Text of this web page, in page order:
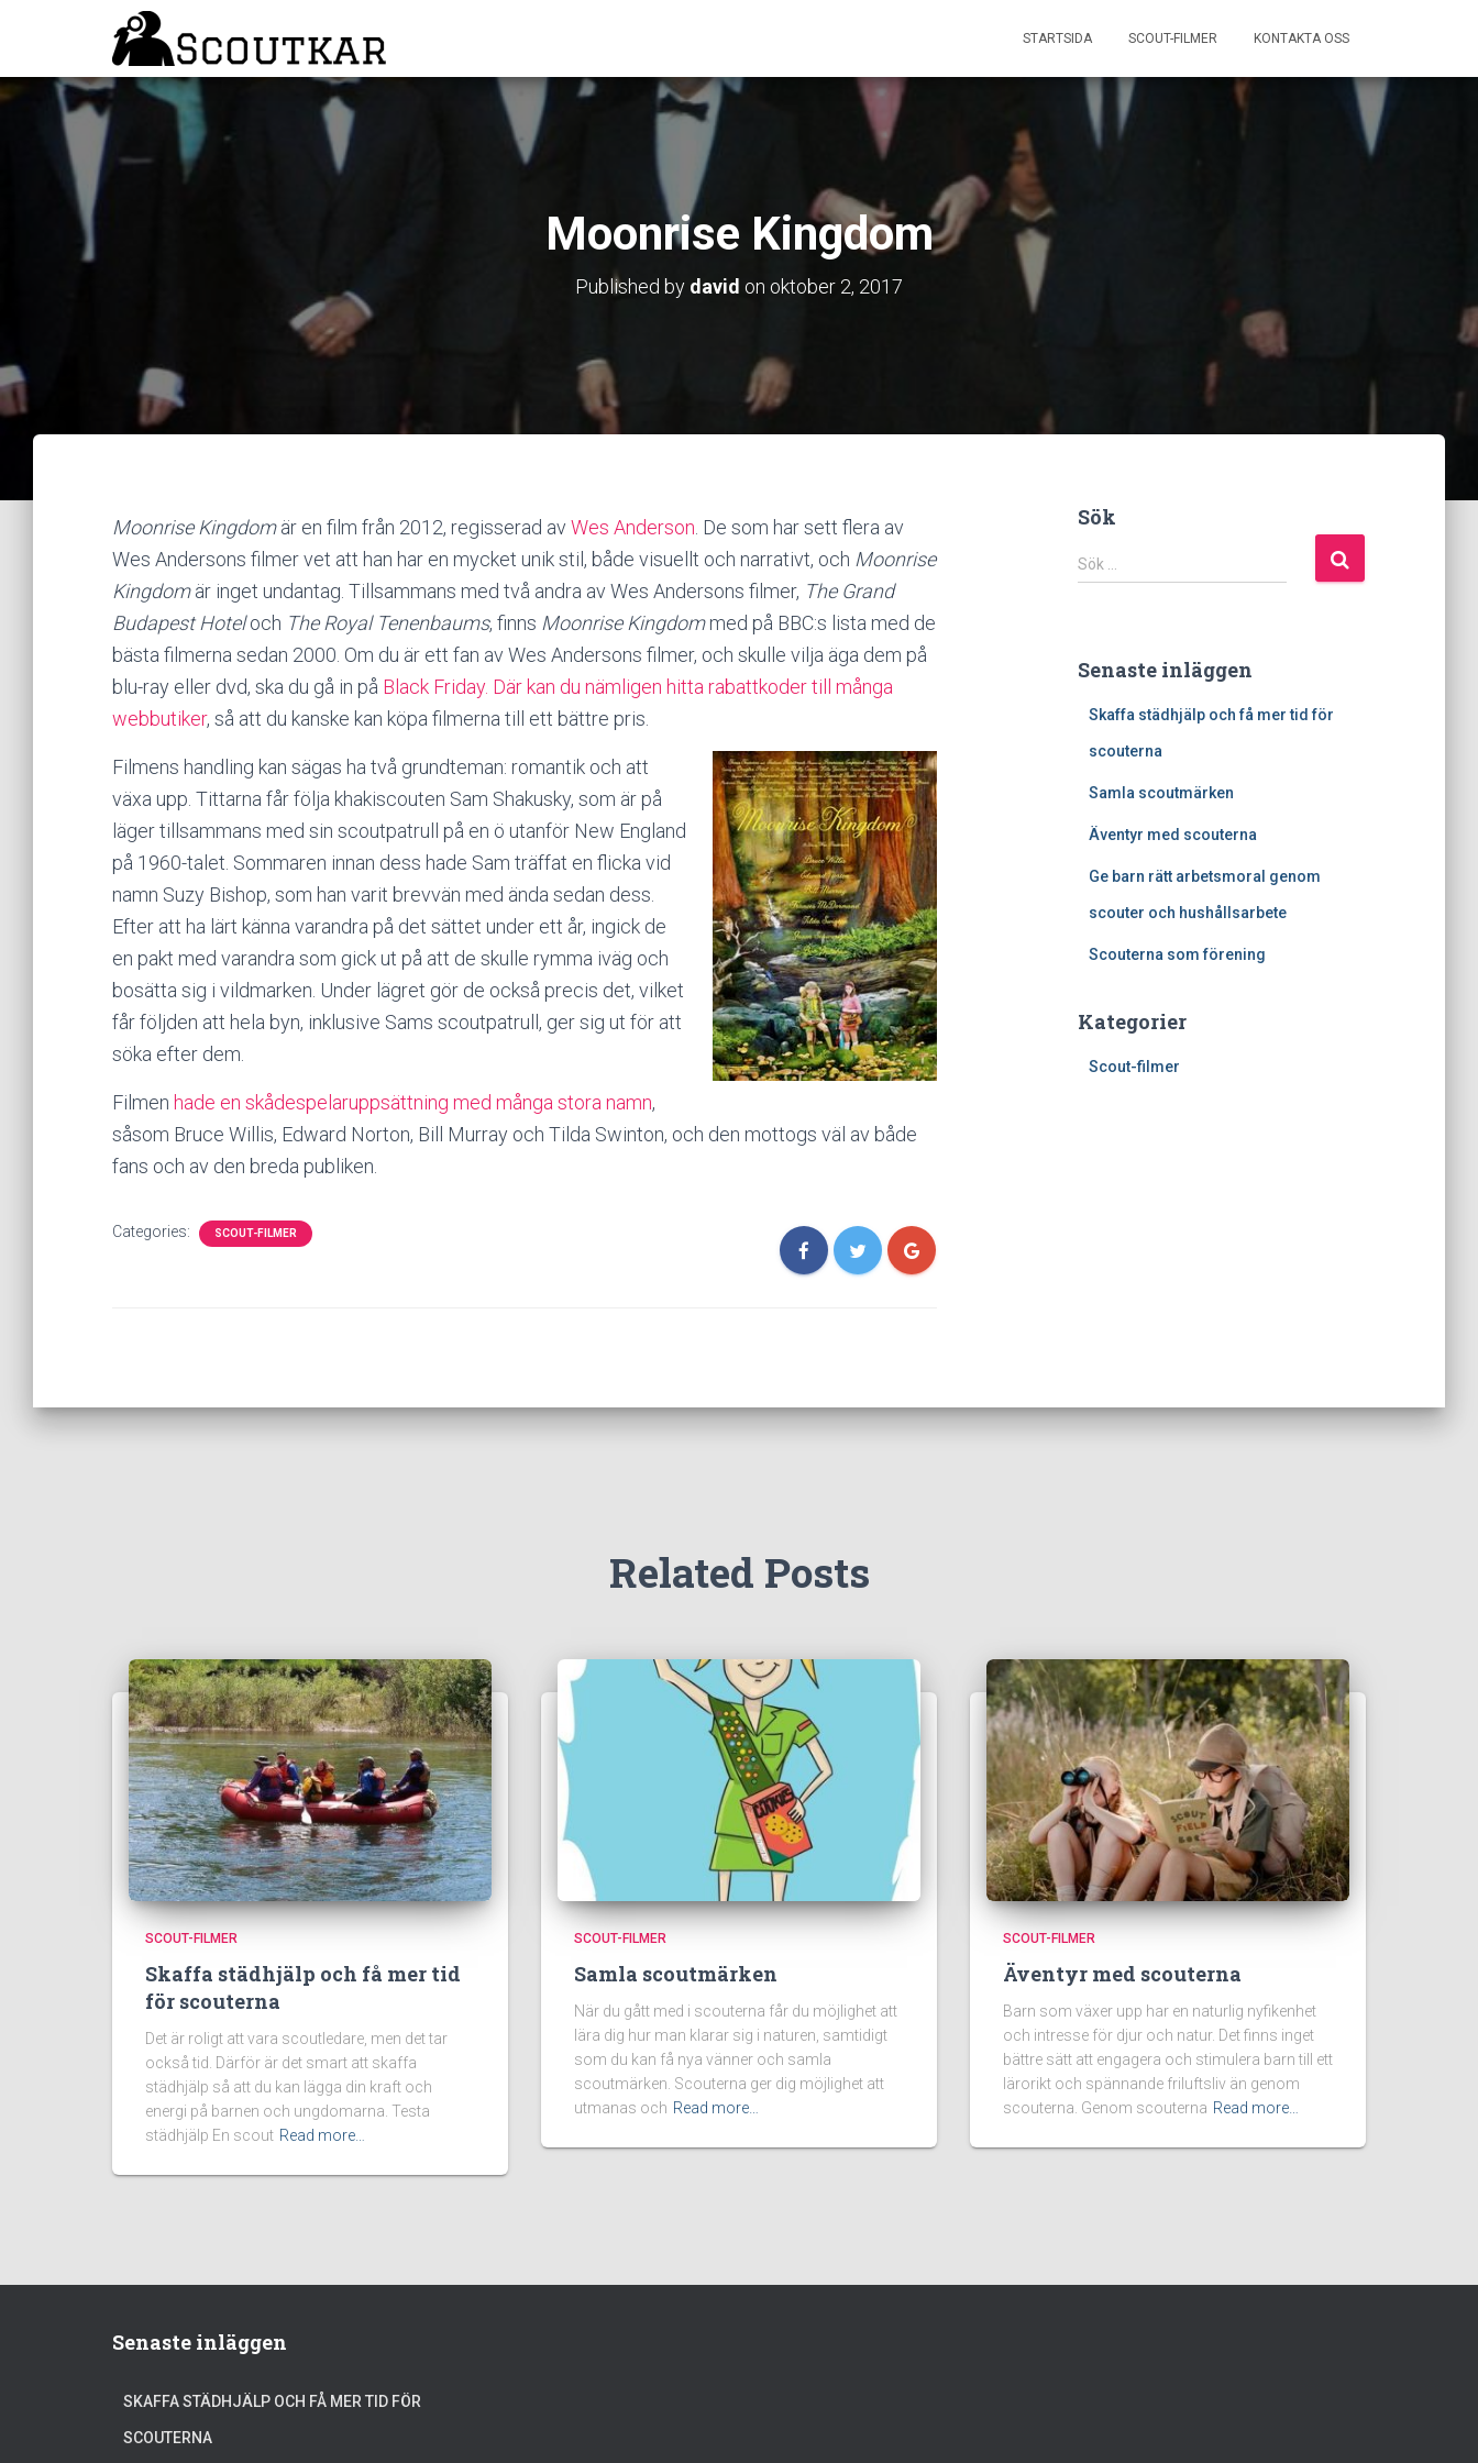
STARTSIDA SCOUT-FILMER KONTAKTA OSS
Moonrise Kingdom
Published by david on oktober 2, 2017
Moonrise Kingdomär en film från 2012, regisserad avWes Anderson . De som har sett flera av
Wes Andersons filmer vet att han har en mycket unik stil, både visuellt och narrativt, och Moonrise
Kingdomär inget undantag. Tillsammans med två andra av Wes Andersons filmer, The Grand
Budapest Hoteloch The Royal Tenenbaums, finns Moonrise Kingdommed på BBC:s lista med de
bästa filmerna sedan 2000. Om du är ett fan av Wes Andersons filmer, och skulle vilja äga dem på
blu-ray eller dvd, ska du gå in på Black Friday. Där kan du nämligen hitta rabattkoder till många
webbutiker, så att du kanske kan köpa filmerna till ett bättre pris.
Filmens handling kan sägas ha två grundteman: romantik och att
växa upp. Tittarna får följa khakiscouten Sam Shakusky, som är på
läger tillsammans med sin scoutpatrull på en ö utanför New England
på 1960-talet. Sommaren innan dess hade Sam träffat en flicka vid
namn Suzy Bishop, som han varit brevvän med ända sedan dess.
Efter att ha lärt känna varandra på det sättet under ett år, ingick de
en pakt med varandra som gick ut på att de skulle rymma iväg och
bosätta sig i vildmarken. Under lägret gör de också precis det, vilket
får följden att hela byn, inklusive Sams scoutpatrull, ger sig ut för att
söka efter dem.
Filmen hade en skådespelaruppsättning med många stora namn,
såsom Bruce Willis, Edward Norton, Bill Murray och Tilda Swinton, och den mottogs väl av både
fans och av den breda publiken.
Categories: SCOUT-FILMER
Sök
S
ö
t
Sök …
Senaste inläggen
Skaffa städhjälp och få mer tid för
scouterna
Samla scoutmärken
Äventyr med scouterna
Ge barn rätt arbetsmoral genom
scouter och hushållsarbete
Scouterna som förening
Kategorier
Scout-filmer
Related Posts
SCOUT-FILMER
Skaffa städhjälp och få mer tid
för scouterna
Det är roligt att vara scoutledare, men det tar
också tid. Därför är det smart att skaffa
städhjälp så att du kan lägga din kraft och
energi på barnen och ungdomarna. Testa
städhjälp En scout Read more…
SCOUT-FILMER
Samla scoutmärken
När du gått med i scouterna får du möjlighet att
lära dig hur man klarar sig i naturen, samtidigt
som du kan få nya vänner och samla
scoutmärken. Scouterna ger dig möjlighet att
utmanas och Read more…
SCOUT-FILMER
Äventyr med scouterna
Barn som växer upp har en naturlig nyfikenhet
och intresse för djur och natur. Det finns inget
bättre sätt att engagera och stimulera barn till ett
lärorikt och spännande friluftsliv än genom
scouterna. Genom scouterna Read more…
Senaste inläggen
SKAFFA STÄDHJÄLP OCH FÅ MER TID FÖR
SCOUTERNA